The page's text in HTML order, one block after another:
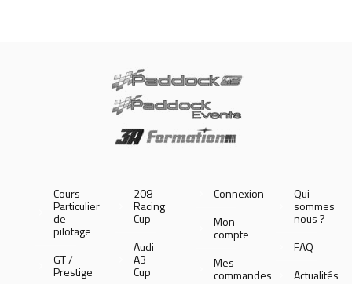
Cours
Particulier
de
pilotage
GT /
Prestige
208
Racing
Cup
Audi
A3
Cup
Connexion
Mon
compte
Mes
commandes
Qui
sommes
nous ?
FAQ
Actualités